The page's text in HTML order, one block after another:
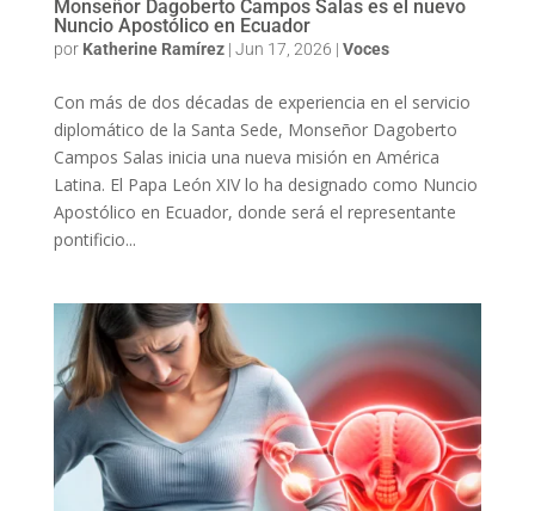
Monseñor Dagoberto Campos Salas es el nuevo
Nuncio Apostólico en Ecuador
por Katherine Ramírez| Jun 17, 2026 | Voces
Con más de dos décadas de experiencia en el servicio
diplomático de la Santa Sede, Monseñor Dagoberto
Campos Salas inicia una nueva misión en América
Latina. El Papa León XIV lo ha designado como Nuncio
Apostólico en Ecuador, donde será el representante
pontificio...